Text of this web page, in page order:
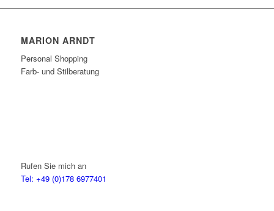
MARION ARNDT
Personal Shopping
Farb- und Stilberatung
Rufen Sie mich an
Tel: +49 (0)178 6977401